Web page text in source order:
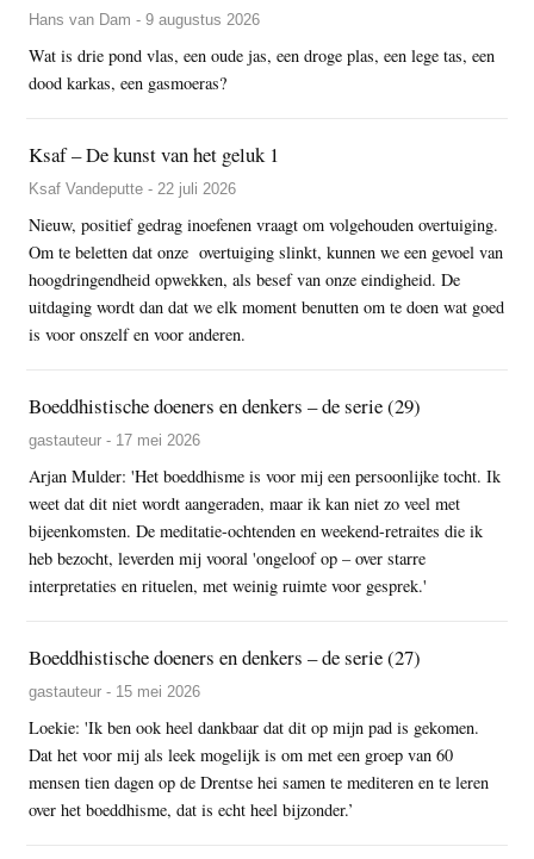
Hans van Dam - 9 augustus 2026
Wat is drie pond vlas, een oude jas, een droge plas, een lege tas, een
dood karkas, een gasmoeras?
Ksaf – De kunst van het geluk 1
Ksaf Vandeputte - 22 juli 2026
Nieuw, positief gedrag inoefenen vraagt om volgehouden overtuiging.
Om te beletten dat onze overtuiging slinkt, kunnen we een gevoel van
hoogdringendheid opwekken, als besef van onze eindigheid. De
uitdaging wordt dan dat we elk moment benutten om te doen wat goed
is voor onszelf en voor anderen.
Boeddhistische doeners en denkers – de serie (29)
gastauteur - 17 mei 2026
Arjan Mulder: 'Het boeddhisme is voor mij een persoonlijke tocht. Ik
weet dat dit niet wordt aangeraden, maar ik kan niet zo veel met
bijeenkomsten. De meditatie-ochtenden en weekend-retraites die ik
heb bezocht, leverden mij vooral 'ongeloof op – over starre
interpretaties en rituelen, met weinig ruimte voor gesprek.'
Boeddhistische doeners en denkers – de serie (27)
gastauteur - 15 mei 2026
Loekie: 'Ik ben ook heel dankbaar dat dit op mijn pad is gekomen.
Dat het voor mij als leek mogelijk is om met een groep van 60
mensen tien dagen op de Drentse hei samen te mediteren en te leren
over het boeddhisme, dat is echt heel bijzonder.’